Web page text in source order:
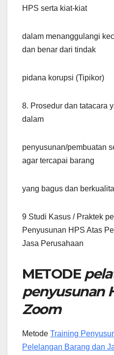
HPS serta kiat-kiat
dalam menanggulangi
dan benar dari tindak
pidana korupsi (Tipikor)
8. Prosedur dan tatacara
dalam
penyusunan/pembuatan
agar tercapai barang
yang bagus dan
9 Studi Kasus / Praktek
Penyusunan HPS Atas
Jasa Perusahaan
METODE
penyusunan
Zoom
Metode Training
Pelelangan Barang dan